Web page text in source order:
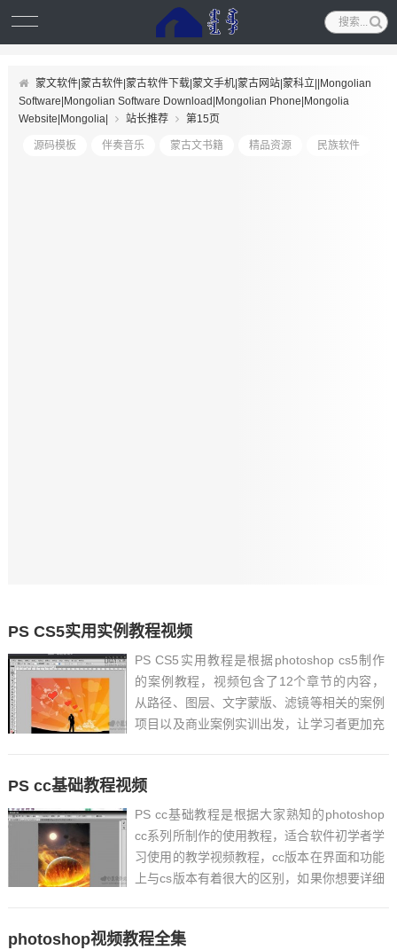
蒙文软件|蒙古软件|蒙古软件下载|蒙文手机|蒙古网站|蒙科立||Mongolian
Software|Mongolian Software Download|Mongolian Phone|Mongolia
Website|Mongolia|
站长推荐 第15页
源码模板 伴奏音乐 蒙古文书籍 精品资源 民族软件
PS CS5实用实例教程视频
PS CS5实用教程是根据photoshop cs5制作
的案例教程，视频包含了12个章节的内容，
从路径、图层、文字蒙版、滤镜等相关的案例
项目以及商业案例实训出发，让学习者更加充
握软件相关基础的学习者，但是本...
PS cc基础教程视频
PS cc基础教程是根据大家熟知的photoshop
cc系列所制作的使用教程，适合软件初学者学
习使用的教学视频教程，cc版本在界面和功能
上与cs版本有着很大的区别，如果你想要详细
入手，清晰讲解每个工具的特点和使用技巧...
photoshop视频教程全集